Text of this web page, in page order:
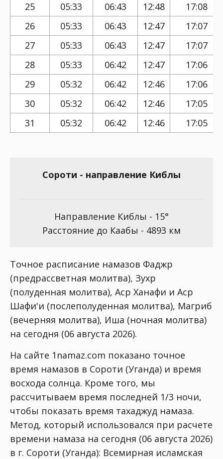
25 05:33 06:43 12:48
17:08
26
05:33 06:43 12:47
17:07
27
05:33 06:43 12:47
17:07
28
05:33 06:42 12:47
17:06
29
05:32 06:42 12:46
17:06
30
05:32 06:42 12:46
17:05
31
05:32 06:42 12:46 17:05
Сороти - направление Киблы
Направление Киблы - 15°
Расстояние до Каабы - 4893 км
Точное расписание намазов Фаджр
(предрассветная молитва), Зухр
(полуденная молитва), Аср Ханафи и Аср
Шафи'и (послеполуденная молитва), Магриб
(вечерняя молитва), Иша (ночная молитва)
на сегодня (06 августа 2026).
На сайте 1namaz.com показано точное
время намазов в Сороти (Уганда) и время
восхода солнца. Кроме того, мы
рассчитываем время последней 1/3 ночи,
чтобы показать время тахаджуд намаза.
Метод, который использовался при расчете
времени намаза на сегодня (06 августа 2026)
в г. Сороти (Уганда): Всемирная исламская